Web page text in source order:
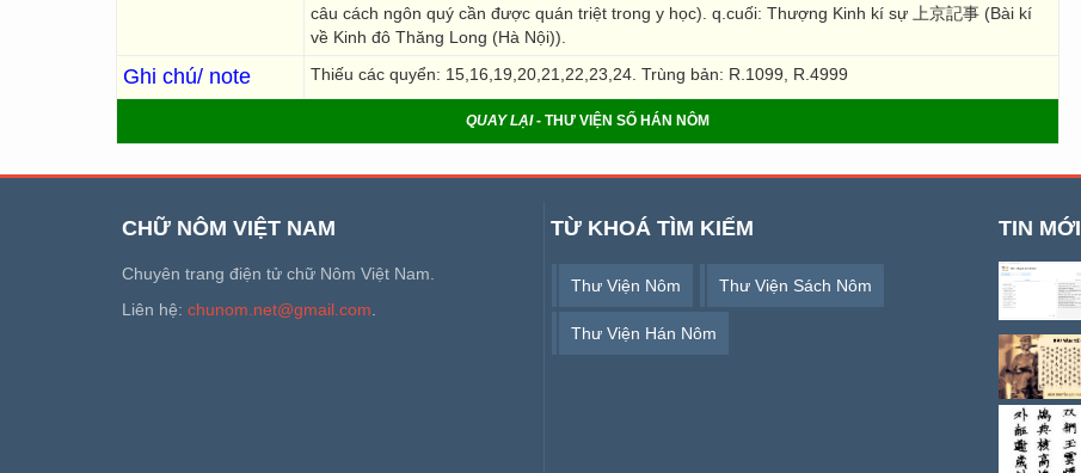
câu cách ngôn quý cần được quán triệt trong y học). q.cuối: Thượng Kinh kí sự 上京記事 (Bài kí
về Kinh đô Thăng Long (Hà Nội)).
Ghi chú/ note Thiếu các quyển: 15,16,19,20,21,22,23,24. Trùng bản: R.1099, R.4999
QUAY LẠI- THƯ VIỆN SỐ HÁN NÔM
CHỮ NÔM VIỆT NAM
Chuyên trang điện tử chữ Nôm Việt Nam.
Liên hệ: chunom.net@gmail.com
TỪ KHOÁ TÌM KIẾM
Thư Viện Nôm Thư Viện Sách Nôm
Thư Viện Hán Nôm
TIN MỚI